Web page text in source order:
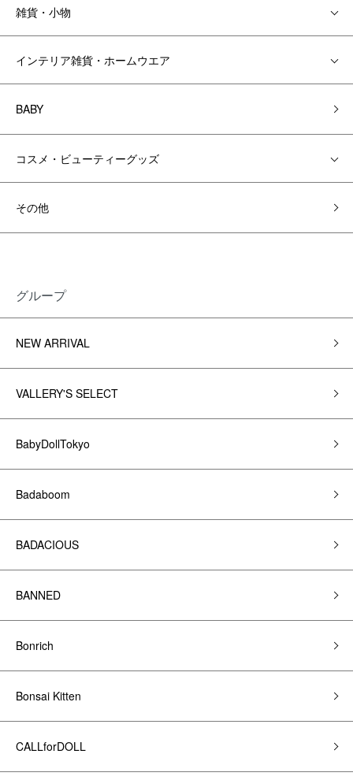
雑貨・小物
インテリア雑貨・ホームウエア
BABY
コスメ・ビューティーグッズ
その他
グループ
NEW ARRIVAL
VALLERY'S SELECT
BabyDollTokyo
Badaboom
BADACIOUS
BANNED
Bonrich
Bonsai Kitten
CALLforDOLL